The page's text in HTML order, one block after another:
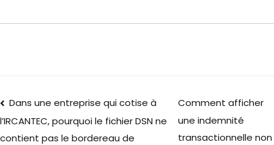
Dans une entreprise qui cotise à
l’IRCANTEC, pourquoi le fichier DSN ne
contient pas le bordereau de
Comment afficher
une indemnité
transactionnelle non